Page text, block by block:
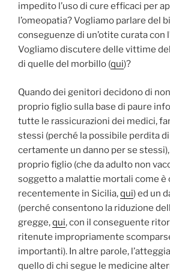
impedito l’uso di cure efficaci per
l’omeopatia? Vogliamo parlare del
conseguenze di un’otite curata con
Vogliamo discutere delle vittime
di quelle del morbillo (qui)?
Quando dei genitori decidono di
proprio figlio sulla base di paure
tutte le rassicurazioni dei medici,
stessi (perché la possibile perdita
certamente un danno per se
proprio figlio (che da adulto non
soggetto a malattie mortali come è
recentemente in Sicilia,qui) ed un
(perché consentono la riduzione
gregge,qui, con il conseguente
ritenute impropriamente
importanti). In altre parole,
quello di chi segue le medicine